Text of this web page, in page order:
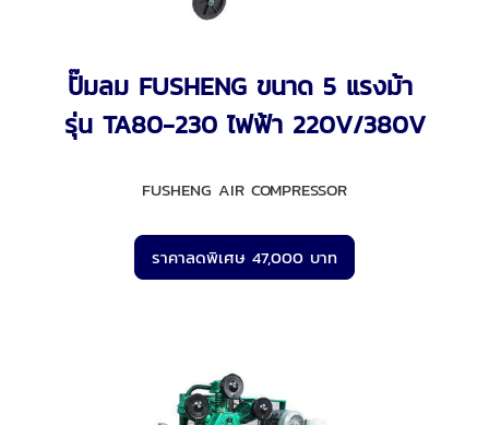
ปั๊มลม FUSHENG ขนาด 5 แรงม้า
รุ่น TA80-230 ไฟฟ้า 220V/380V
FUSHENG AIR COMPRESSOR
ราคาลดพิเศษ 47,000 บาท